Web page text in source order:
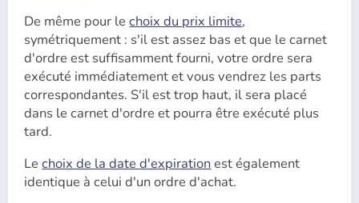
De même pour lechoix du prix limite,
symétriquement : s'il est assez bas et que le carnet
d'ordre est suffisamment fourni, votre ordre sera
exécuté immédiatement et vous vendrez les parts
correspondantes. S'il est trop haut, il sera placé
dans le carnet d'ordre et pourra être exécuté plus
tard.
Lechoix de la date d'expirationest également
identique à celui d'un ordre d'achat.